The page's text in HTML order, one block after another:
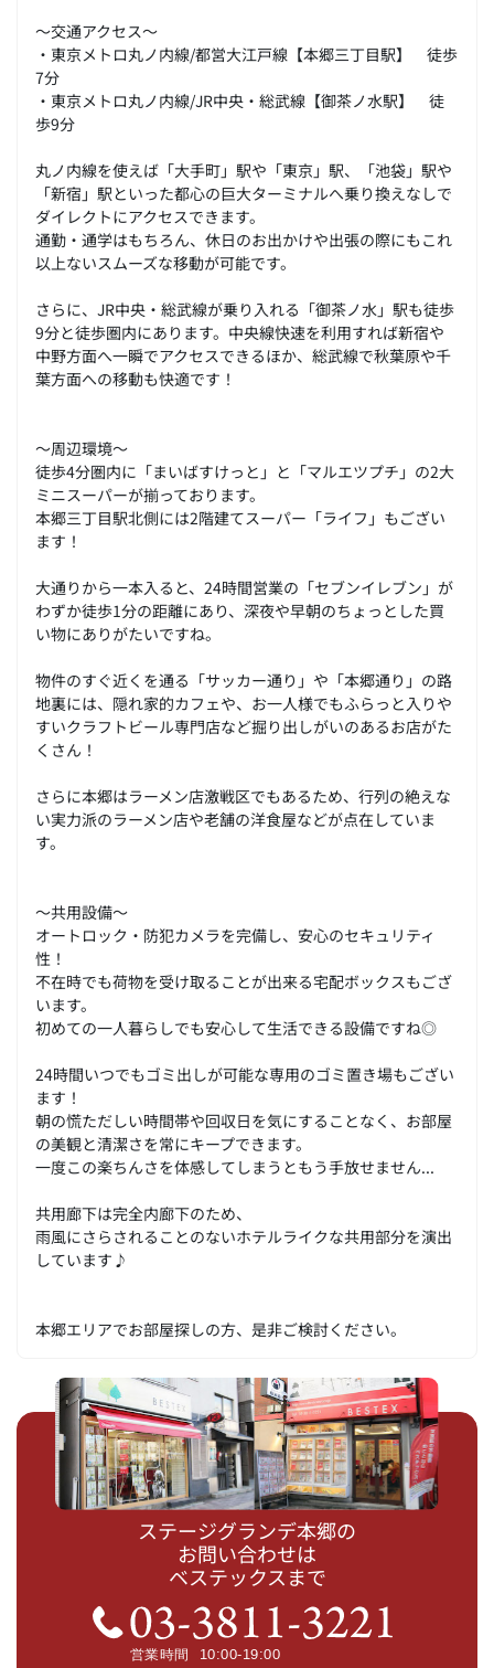
～交通アクセス～
・東京メトロ丸ノ内線/都営大江戸線【本郷三丁目駅】 徒歩
7分
・東京メトロ丸ノ内線/JR中央・総武線【御茶ノ水駅】 徒
歩9分
丸ノ内線を使えば「大手町」駅や「東京」駅、「池袋」駅や
「新宿」駅といった都心の巨大ターミナルへ乗り換えなしで
ダイレクトにアクセスできます。
通勤・通学はもちろん、休日のお出かけや出張の際にもこれ
以上ないスムーズな移動が可能です。
さらに、JR中央・総武線が乗り入れる「御茶ノ水」駅も徒歩
9分と徒歩圏内にあります。中央線快速を利用すれば新宿や
中野方面へ一瞬でアクセスできるほか、総武線で秋葉原や千
葉方面への移動も快適です！
～周辺環境～
徒歩4分圏内に「まいばすけっと」と「マルエツプチ」の2大
ミニスーパーが揃っております。
本郷三丁目駅北側には2階建てスーパー「ライフ」もござい
ます！
大通りから一本入ると、24時間営業の「セブンイレブン」が
わずか徒歩1分の距離にあり、深夜や早朝のちょっとした買
い物にありがたいですね。
物件のすぐ近くを通る「サッカー通り」や「本郷通り」の路
地裏には、隠れ家的カフェや、お一人様でもふらっと入りや
すいクラフトビール専門店など掘り出しがいのあるお店がた
くさん！
さらに本郷はラーメン店激戦区でもあるため、行列の絶えな
い実力派のラーメン店や老舗の洋食屋などが点在していま
す。
～共用設備～
オートロック・防犯カメラを完備し、安心のセキュリティ
性！
不在時でも荷物を受け取ることが出来る宅配ボックスもござ
います。
初めての一人暮らしでも安心して生活できる設備ですね◎
24時間いつでもゴミ出しが可能な専用のゴミ置き場もござい
ます！
朝の慌ただしい時間帯や回収日を気にすることなく、お部屋
の美観と清潔さを常にキープできます。
一度この楽ちんさを体感してしまうともう手放せません...
共用廊下は完全内廊下のため、
雨風にさらされることのないホテルライクな共用部分を演出
しています♪
本郷エリアでお部屋探しの方、是非ご検討ください。
ステージグランデ本郷の
お問い合わせは
ベステックスまで